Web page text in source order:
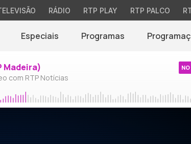
RÁDIO RTP PLAY RTP PALCO
Especiais Programas
Madeira)
com RTP Notícias